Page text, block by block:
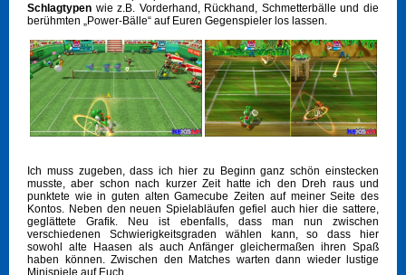
Schlagtypen wie z.B. Vorderhand, Rückhand, Schmetterbälle und die
berühmten „Power-Bälle“ auf Euren Gegenspieler los lassen.
Ich muss zugeben, dass ich hier zu Beginn ganz schön einstecken
musste, aber schon nach kurzer Zeit hatte ich den Dreh raus und
punktete wie in guten alten Gamecube Zeiten auf meiner Seite des
Kontos. Neben den neuen Spielabläufen gefiel auch hier die sattere,
geglättete Grafik. Neu ist ebenfalls, dass man nun zwischen
verschiedenen Schwierigkeitsgraden wählen kann, so dass hier
sowohl alte Haasen als auch Anfänger gleichermaßen ihren Spaß
haben können. Zwischen den Matches warten dann wieder lustige